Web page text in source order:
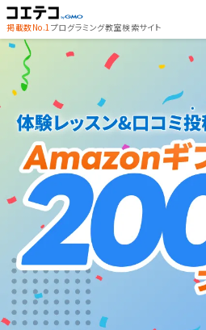
掲載数No.1プログラミング教室検索サイト